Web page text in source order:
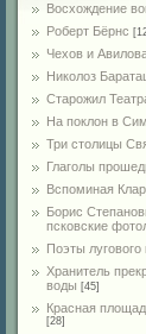
Восхождение
Роберт Бёрнс
Чехов и
Николоз
Cтарожил
На поклон в
Три столицы
Глаголы
Вспоминая
Борис
псковские
Поэты лугового
Хранитель
воды [45]
Красная
[28]